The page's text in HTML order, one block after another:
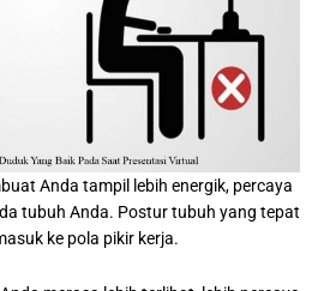
Anda tampil lebih energik, percaya
tubuh Anda. Postur tubuh yang tepat
ke pola pikir kerja.